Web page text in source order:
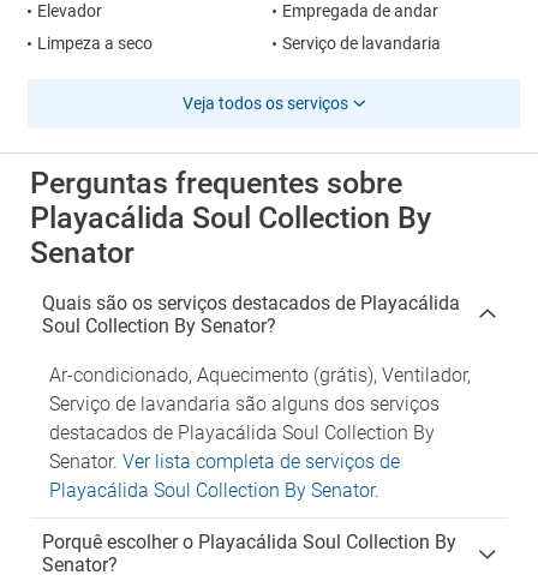
Elevador
Empregada de andar
Limpeza a seco
Serviço de lavandaria
Veja todos os serviços
Perguntas frequentes sobre
Playacálida Soul Collection By
Senator
Quais são os serviços destacados de Playacálida
Soul Collection By Senator?
Ar-condicionado, Aquecimento (grátis), Ventilador,
Serviço de lavandaria são alguns dos serviços
destacados de Playacálida Soul Collection By
Senator. Ver lista completa de serviços de
Playacálida Soul Collection By Senator.
Porquê escolher o Playacálida Soul Collection By
Senator?